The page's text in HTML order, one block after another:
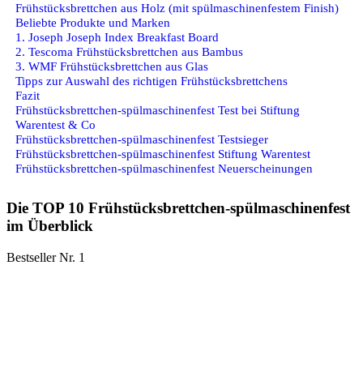
Frühstücksbrettchen aus Holz (mit spülmaschinenfestem Finish)
Beliebte Produkte und Marken
1. Joseph Joseph Index Breakfast Board
2. Tescoma Frühstücksbrettchen aus Bambus
3. WMF Frühstücksbrettchen aus Glas
Tipps zur Auswahl des richtigen Frühstücksbrettchens
Fazit
Frühstücksbrettchen-spülmaschinenfest Test bei Stiftung
Warentest & Co
Frühstücksbrettchen-spülmaschinenfest Testsieger
Frühstücksbrettchen-spülmaschinenfest Stiftung Warentest
Frühstücksbrettchen-spülmaschinenfest Neuerscheinungen
Die TOP 10 Frühstücksbrettchen-spülmaschinenfest
im Überblick
Bestseller Nr. 1